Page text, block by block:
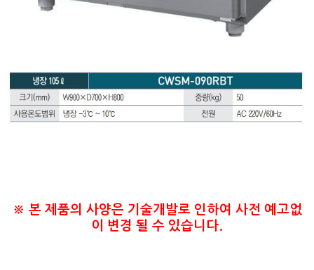
​※ 본 제품의 사양은 기술개발로 인하여 사전 예고없
이 변경 될 수 있습니다.